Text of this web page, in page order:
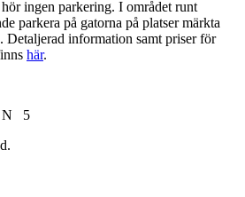
ingen parkering. I området runt
parkera på gatorna på platser märkta
Detaljerad information samt priser för
här.
N 5